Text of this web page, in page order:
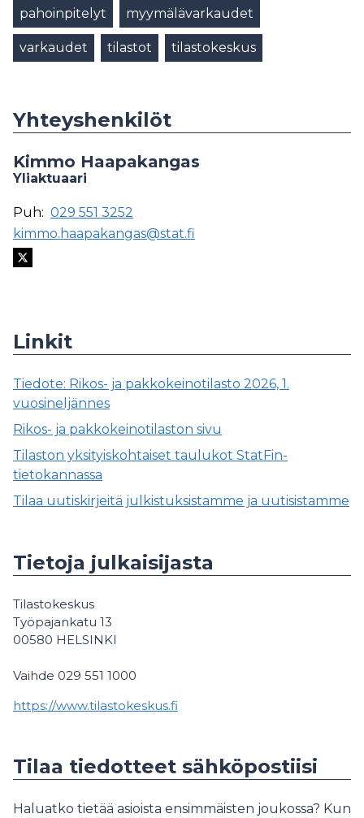
pahoinpitelyt myymälävarkaudet
varkaudet tilastot tilastokeskus
Yhteyshenkilöt
Kimmo Haapakangas
Yliaktuaari
Puh: 029 551 3252
kimmo.haapakangas@stat.fi
Linkit
Tiedote: Rikos- ja pakkokeinotilasto 2026, 1.
vuosineljännes
Rikos- ja pakkokeinotilaston sivu
Tilaston yksityiskohtaiset taulukot StatFin-
tietokannassa
⁠Tilaa uutiskirjeitä julkistuksistamme ja uutisistamme
Tietoja julkaisijasta
Tilastokeskus
Työpajankatu 13
00580 HELSINKI
Vaihde 029 551 1000
https://www.tilastokeskus.fi
Tilaa tiedotteet sähköpostiisi
Haluatko tietää asioista ensimmäisten joukossa? Kun